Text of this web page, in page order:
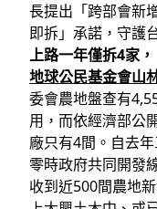
長提出「跨部會新
即拆」承諾，守護
上路一年僅拆4家
地球公民基金會山
委會農地盤查有
用，而依經濟部公
廠只有4間。自去
零時政府共同開發
收到近500間農地